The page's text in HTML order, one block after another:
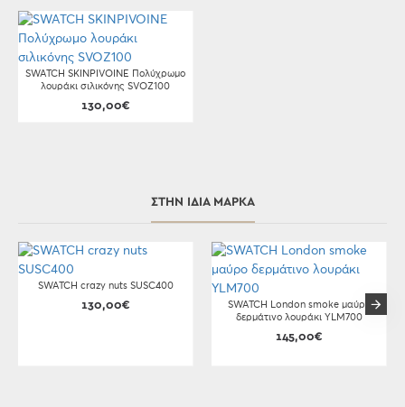
SWATCH SKINPIVOINE Πολύχρωμο
λουράκι σιλικόνης SVOZ100
130,00€
ΣΤΗΝ ΊΔΙΑ ΜΆΡΚΑ
SWATCH crazy nuts SUSC400
130,00€
SWATCH London smoke μαύρο
δερμάτινο λουράκι YLM700
145,00€